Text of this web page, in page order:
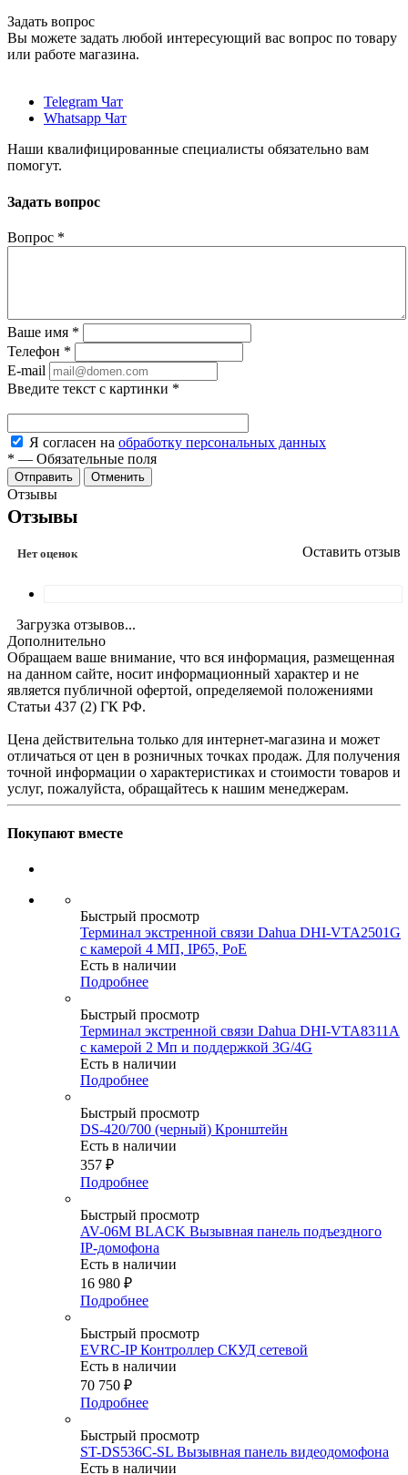
Задать вопрос
Вы можете задать любой интересующий вас вопрос по товару
или работе магазина.
Telegram Чат
Whatsapp Чат
Наши квалифицированные специалисты обязательно вам
помогут.
Задать вопрос
Вопрос *
Ваше имя *
Телефон *
E-mail
Введите текст с картинки *
Я согласен на обработку персональных данных
* — Обязательные поля
Отменить
Отзывы
Отзывы
Нет оценок Оставить отзыв
Загрузка отзывов...
Дополнительно
Обращаем ваше внимание, что вся информация, размещенная
на данном сайте, носит информационный характер и не
является публичной офертой, определяемой положениями
Статьи 437 (2) ГК РФ.
Цена действительна только для интернет-магазина и может
отличаться от цен в розничных точках продаж. Для получения
точной информации о характеристиках и стоимости товаров и
услуг, пожалуйста, обращайтесь к нашим менеджерам.
Покупают вместе
Быстрый просмотр
Терминал экстренной связи Dahua DHI-VTA2501G
с камерой 4 МП, IP65, PoE
Есть в наличии
Подробнее
Быстрый просмотр
Терминал экстренной связи Dahua DHI-VTA8311A
с камерой 2 Мп и поддержкой 3G/4G
Есть в наличии
Подробнее
Быстрый просмотр
DS-420/700 (черный) Кронштейн
Есть в наличии
357 ₽
Подробнее
Быстрый просмотр
AV-06M BLACK Вызывная панель подъездного
IP-домофона
Есть в наличии
16 980 ₽
Подробнее
Быстрый просмотр
EVRC-IP Контроллер СКУД сетевой
Есть в наличии
70 750 ₽
Подробнее
Быстрый просмотр
ST-DS536C-SL Вызывная панель видеодомофона
Есть в наличии